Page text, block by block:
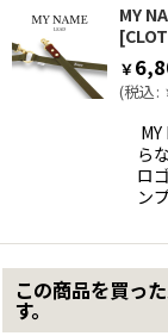
MY
[
￥
(税込:
ら
ロ
ン
この商品を買っ
す。